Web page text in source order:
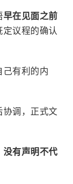
早在见面之前
议程的确认
己有利的内
协调，正式文
没有声明不代